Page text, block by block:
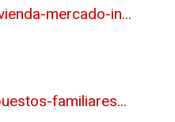
mercado-in...
familiares...